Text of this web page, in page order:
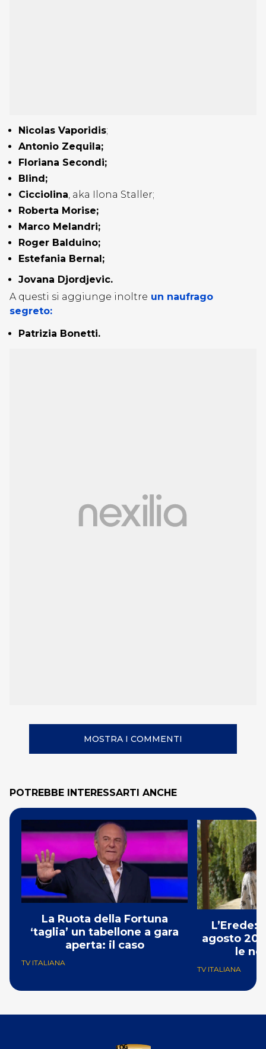
Nicolas Vaporidis;
Antonio Zequila;
Floriana Secondi;
Blind;
Cicciolina, aka Ilona Staller;
Roberta Morise;
Marco Melandri;
Roger Balduino;
Estefania Bernal;
Jovana Djordjevic.
A questi si aggiunge inoltre un naufrago
segreto:
Patrizia Bonetti.
MOSTRA I COMMENTI
POTREBBE INTERESSARTI ANCHE
La Ruota della Fortuna
‘taglia’ un tabellone a gara
aperta: il caso
TV ITALIANA
L’Erede:
agosto
le
TV ITALIANA